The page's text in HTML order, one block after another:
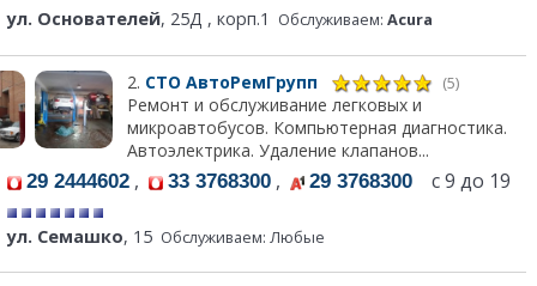
ул. Основателей, 25Д , корп.1 Обслуживаем: Acura
2. СТО АвтоРемГрупп (5)
Ремонт и обслуживание легковых и
микроавтобусов. Компьютерная диагностика.
Автоэлектрика. Удаление клапанов...
29 2444602 , 33 3768300 , 29 3768300 с 9 до 19
ул. Семашко, 15 Обслуживаем: Любые